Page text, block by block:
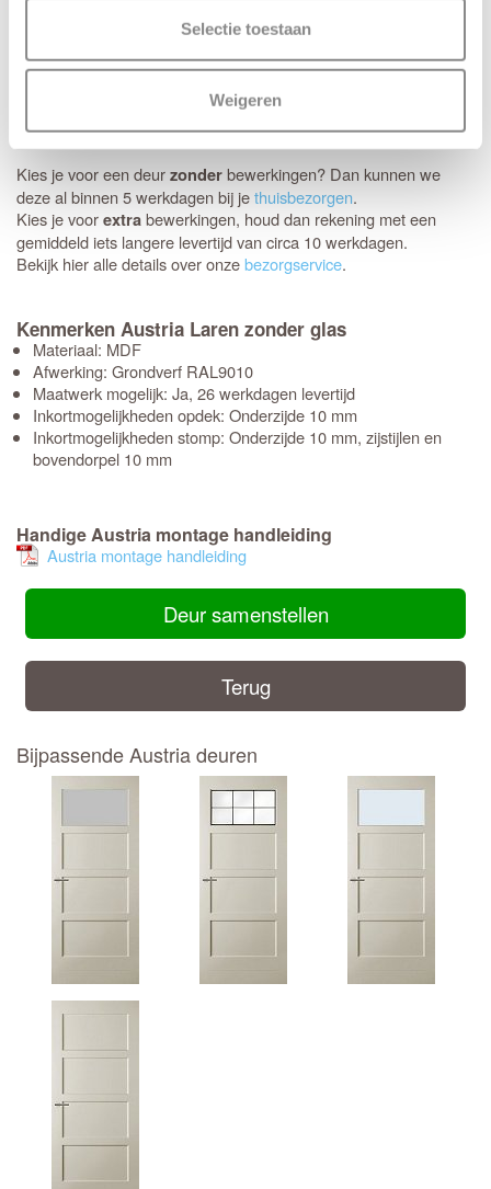
Selectie toestaan
Weigeren
Thuisbezorgd in 5 werkdagen
Je nieuwe deuren worden met de grootste zorg bij je thuis
afgeleverd. Wij maken gebruik van het gespecialiseerde transport
Schikt het moment niet? Geen probleem, je kunt eenvoudig zelf
een later bezorgmoment inplannen dat jou beter uitkomt.
Kies je voor een deurzonderbewerkingen? Dan kunnen we
deze al binnen 5 werkdagen bij jethuisbezorgen.
Kies je voorextrabewerkingen, houd dan rekening met een
gemiddeld iets langere levertijd van circa 10 werkdagen.
Bekijk hier alle details over onzebezorgservice.
Kenmerken Austria Laren zonder glas
Materiaal: MDF
Afwerking: Grondverf RAL9010
Maatwerk mogelijk: Ja, 26 werkdagen levertijd
Inkortmogelijkheden opdek: Onderzijde 10 mm
Inkortmogelijkheden stomp: Onderzijde 10 mm, zijstijlen en
bovendorpel 10 mm
Handige Austria montage handleiding
Austria montage handleiding
Deur samenstellen
Terug
Bijpassende Austria deuren